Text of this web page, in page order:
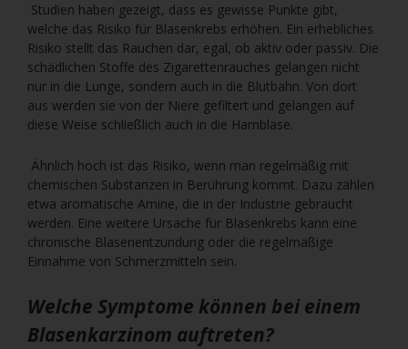
Studien haben gezeigt, dass es gewisse Punkte gibt,
welche das Risiko für Blasenkrebs erhöhen. Ein erhebliches
Risiko stellt das Rauchen dar, egal, ob aktiv oder passiv. Die
schädlichen Stoffe des Zigarettenrauches gelangen nicht
nur in die Lunge, sondern auch in die Blutbahn. Von dort
aus werden sie von der Niere gefiltert und gelangen auf
diese Weise schließlich auch in die Harnblase.
Ähnlich hoch ist das Risiko, wenn man regelmäßig mit
chemischen Substanzen in Berührung kommt. Dazu zählen
etwa aromatische Amine, die in der Industrie gebraucht
werden. Eine weitere Ursache für Blasenkrebs kann eine
chronische Blasenentzündung oder die regelmäßige
Einnahme von Schmerzmitteln sein.
Welche Symptome können bei einem
Blasenkarzinom auftreten?